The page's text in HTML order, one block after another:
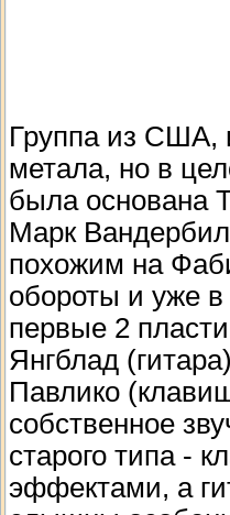
Группа из CША,
метала, но в
была основана
Марк
похожим на
обороты и уже
первые 2
Янгблад
Павлико
собственное
старого типа -
эффектами, а